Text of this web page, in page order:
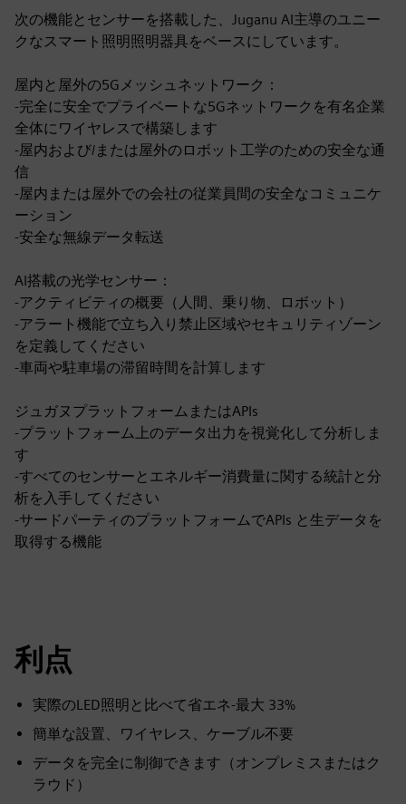
次の機能とセンサーを搭載した、Juganu AI主導のユニー
クなスマート照明照明器具をベースにしています。
屋内と屋外の5Gメッシュネットワーク：
-完全に安全でプライベートな5Gネットワークを有名企業
全体にワイヤレスで構築します
-屋内および/または屋外のロボット工学のための安全な通
信
-屋内または屋外での会社の従業員間の安全なコミュニケ
ーション
-安全な無線データ転送
AI搭載の光学センサー：
-アクティビティの概要（人間、乗り物、ロボット）
-アラート機能で立ち入り禁止区域やセキュリティゾーン
を定義してください
-車両や駐車場の滞留時間を計算します
ジュガヌプラットフォームまたはAPIs
-プラットフォーム上のデータ出力を視覚化して分析しま
す
-すべてのセンサーとエネルギー消費量に関する統計と分
析を入手してください
-サードパーティのプラットフォームでAPIs と生データを
取得する機能
利点
実際のLED照明と比べて省エネ-最大 33%
簡単な設置、ワイヤレス、ケーブル不要
データを完全に制御できます（オンプレミスまたはク
ラウド）